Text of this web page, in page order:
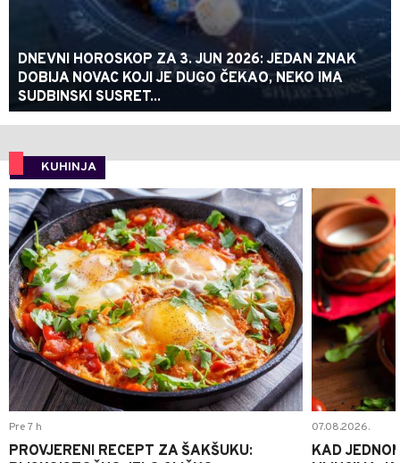
DNEVNI HOROSKOP ZA 3. JUN 2026: JEDAN ZNAK
DOBIJA NOVAC KOJI JE DUGO ČEKAO, NEKO IMA
SUDBINSKI SUSRET...
KUHINJA
0
Pre 7 h
PROVJERENI RECEPT ZA ŠAKŠUKU:
07.08.2026.
KAD